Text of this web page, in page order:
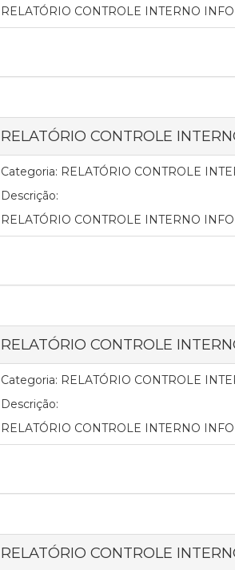
RELATÓRIO CONTROLE INTERNO
RELATÓRIO CONTROLE
Categoria: RELATÓRIO CONTROLE
Descrição:
RELATÓRIO CONTROLE INTERNO
RELATÓRIO CONTROLE
Categoria: RELATÓRIO CONTROLE
Descrição:
RELATÓRIO CONTROLE INTERNO
RELATÓRIO CONTROLE